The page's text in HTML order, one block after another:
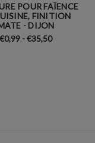
POUR FAÏENCE
FINITION
- DIJON
€0,99 - €35,50